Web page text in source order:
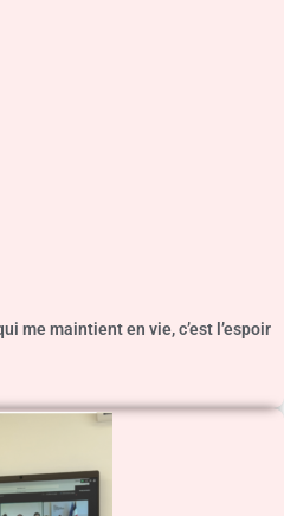
me maintient en vie, c’est l’espoir